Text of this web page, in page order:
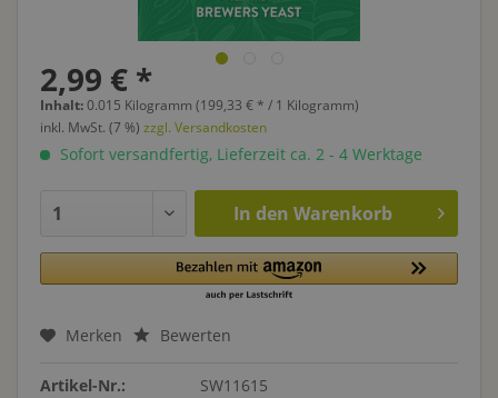
2,99 € *
Inhalt:0.015 Kilogramm (199,33 € * / 1 Kilogramm)
inkl. MwSt. (7 %) zzgl. Versandkosten
Sofort versandfertig, Lieferzeit ca. 2 - 4 Werktage
In den Warenkorb
Merken Bewerten
Artikel-Nr.:
SW11615